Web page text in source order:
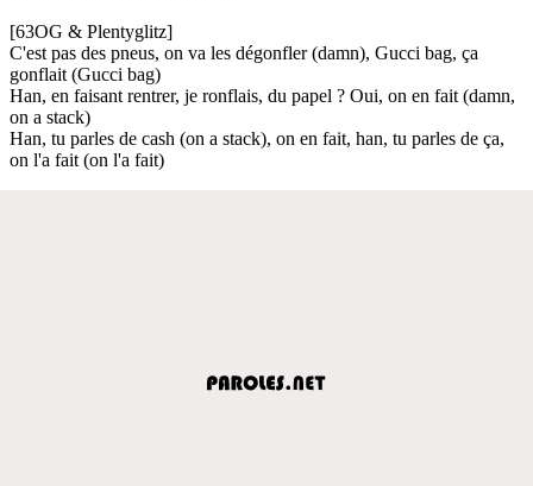
[63OG & Plentyglitz]
C'est pas des pneus, on va les dégonfler (damn), Gucci bag, ça
gonflait (Gucci bag)
Han, en faisant rentrer, je ronflais, du papel ? Oui, on en fait (damn,
on a stack)
Han, tu parles de cash (on a stack), on en fait, han, tu parles de ça,
on l'a fait (on l'a fait)